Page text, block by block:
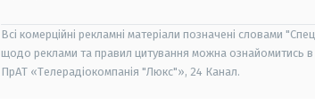
Всі комерційні рекламні матеріали позначені словами
щодо реклами та правил цитування можна ознайомитись
ПрАТ «Телерадіокомпанія "Люкс"», 24 Канал.